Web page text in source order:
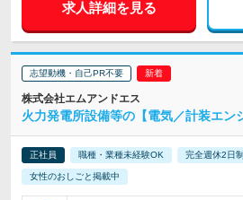
求人詳細を見る
志望動機・自己PR不要
株式会社エムアンドエス
火力発電所設備等の【電気／計装エン
正社員 職種・業種未経験OK 完全週休2日制
女性のおしごと掲載中